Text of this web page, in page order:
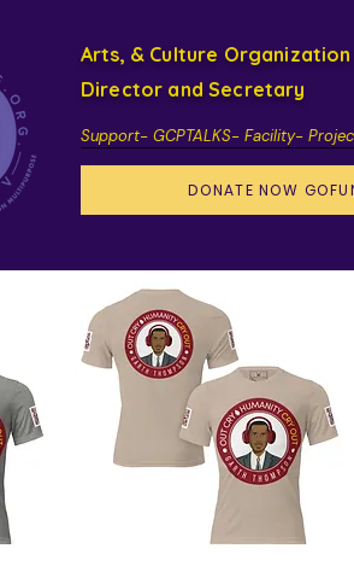
Arts, & Culture Organization
Support- GCPTALKS- Facility-
DONATE NOW